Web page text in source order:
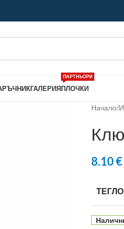
ГАЛЕРИЯПЛОЧКИ
ПАРТНЬОРИ
Начало/
8.10€
ТЕГЛО